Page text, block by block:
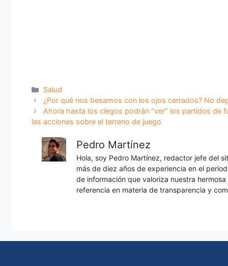
Categorías
Salud
¿Por qué nos besamos con los ojos cerrados? No
Ahora hasta los ciegos podrán “ver” los partidos de
las acciones sobre el terreno de juego
Pedro Martínez
Hola, soy Pedro Martínez, redactor jefe del
más de diez años de experiencia en el
de información que valoriza nuestra
referencia en materia de transparencia y